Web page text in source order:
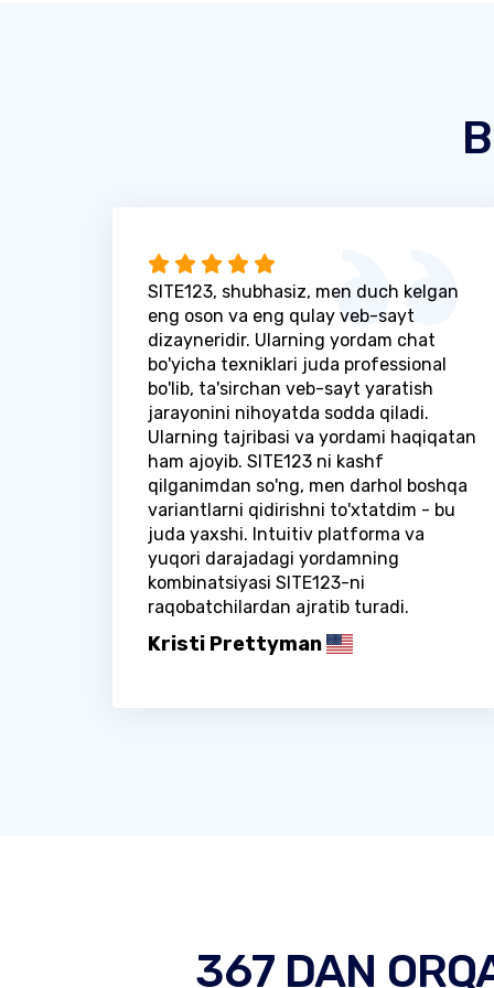
SITE123, shubhasiz, men duch kelgan
eng oson va eng qulay veb-sayt
dizayneridir. Ularning yordam chat
bo'yicha texniklari juda professional
bo'lib, ta'sirchan veb-sayt yaratish
jarayonini nihoyatda sodda qiladi.
Ularning tajribasi va yordami haqiqatan
ham ajoyib. SITE123 ni kashf
qilganimdan so'ng, men darhol boshqa
variantlarni qidirishni to'xtatdim - bu
juda yaxshi. Intuitiv platforma va
yuqori darajadagi yordamning
kombinatsiyasi SITE123-ni
raqobatchilardan ajratib turadi.
Kristi Prettyman
367 DAN